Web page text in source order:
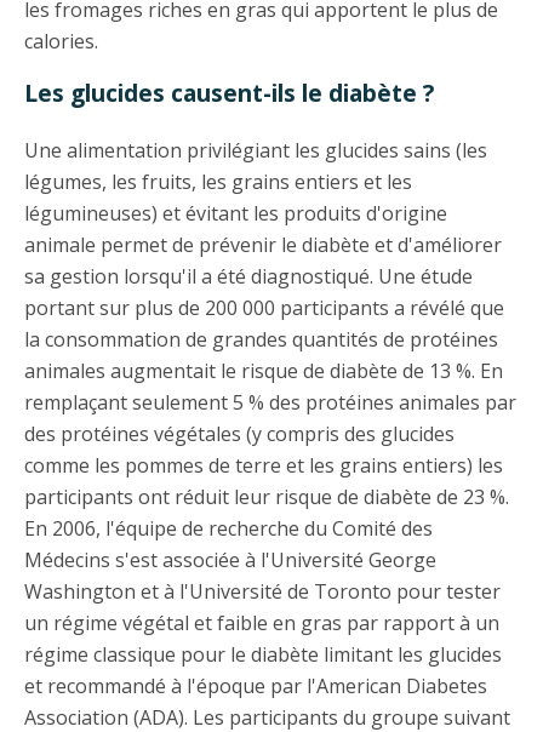
les fromages riches en gras qui apportent le plus de
calories.
Les glucides causent-ils le diabète ?
Une alimentation privilégiant les glucides sains (les
légumes, les fruits, les grains entiers et les
légumineuses) et évitant les produits d'origine
animale permet de prévenir le diabète et d'améliorer
sa gestion lorsqu'il a été diagnostiqué. Une étude
portant sur plus de 200 000 participants a révélé que
la consommation de grandes quantités de protéines
animales augmentait le risque de diabète de 13 %. En
remplaçant seulement 5 % des protéines animales par
des protéines végétales (y compris des glucides
comme les pommes de terre et les grains entiers) les
participants ont réduit leur risque de diabète de 23 %.
En 2006, l'équipe de recherche du Comité des
Médecins s'est associée à l'Université George
Washington et à l'Université de Toronto pour tester
un régime végétal et faible en gras par rapport à un
régime classique pour le diabète limitant les glucides
et recommandé à l'époque par l'American Diabetes
Association (ADA). Les participants du groupe suivant